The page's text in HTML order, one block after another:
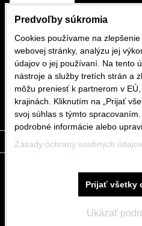
KONTAKTUJTE NÁS
+421 911 562 282
shop@mdslovakia.sk
Predvoľby súkromia
Cookies používame na
webovej stránky, analýzu jej
údajov o jej používaní. Na tento
nástroje a služby tretích strán a
môžu preniesť k partnerom v
krajinách. Kliknutím na „Prijať
svoj súhlas s týmto
podrobné informácie alebo
Zásady ochrany osobných údajov
Ukázať
Prijať všetky